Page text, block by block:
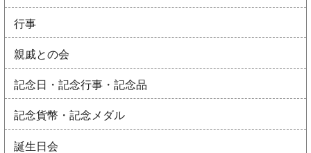
行事
親戚との会
記念日・記念行事・記念品
記念貨幣・記念メダル
誕生日会